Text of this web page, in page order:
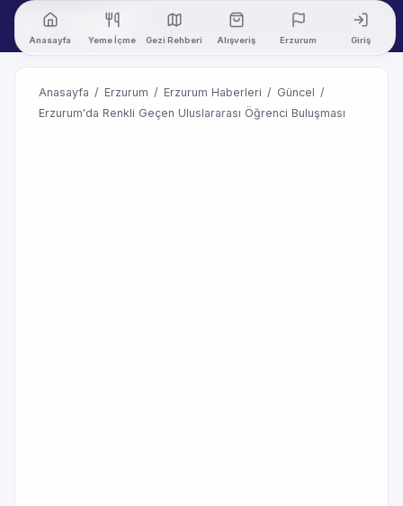
Anasayfa Yeme İçme Gezi Rehberi Alışveriş Erzurum Giriş
Anasayfa / Erzurum / Erzurum Haberleri / Güncel /
Erzurum'da Renkli Geçen Uluslararası Öğrenci Buluşması